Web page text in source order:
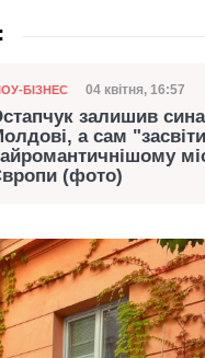
БІЗНЕС Дата
04 квітня, 16:57
залишив
а сам
(фото)